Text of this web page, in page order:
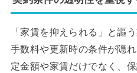
「家賃を抑えられる」と謳
手数料や更新時の条件が隠
定金額や家賃だけでなく、